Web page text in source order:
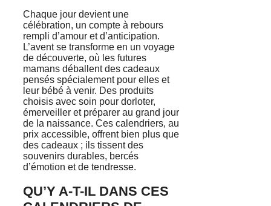
Chaque jour devient une
célébration, un compte à rebours
rempli d’amour et d’anticipation.
L’avent se transforme en un voyage
de découverte, où les futures
mamans déballent des cadeaux
pensés spécialement pour elles et
leur bébé à venir. Des produits
choisis avec soin pour dorloter,
émerveiller et préparer au grand jour
de la naissance. Ces calendriers, au
prix accessible, offrent bien plus que
des cadeaux ; ils tissent des
souvenirs durables, bercés
d’émotion et de tendresse.
QU’Y A-T-IL DANS CES